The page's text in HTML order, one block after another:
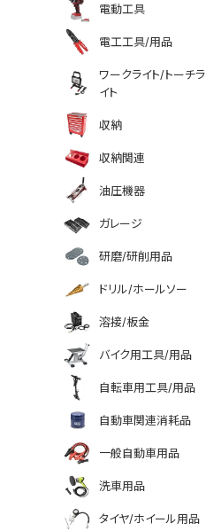
電動工具
電工工具/用品
ワークライト/トーチラ
イト
収納
収納関連
油圧機器
ガレージ
研磨/研削用品
ドリル/ホールソー
溶接/板金
バイク用工具/用品
自転車用工具/用品
自動車関連消耗品
一般自動車用品
洗車用品
タイヤ/ホイール用品